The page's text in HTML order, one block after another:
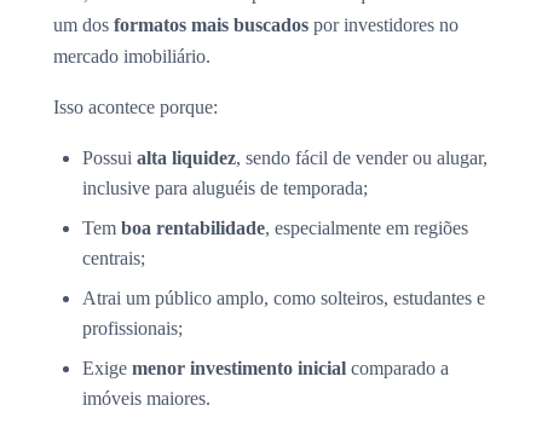
um dos formatos mais buscados por investidores no
mercado imobiliário.
Isso acontece porque:
Possui alta liquidez, sendo fácil de vender ou alugar,
inclusive para aluguéis de temporada;
Tem boa rentabilidade, especialmente em regiões
centrais;
Atrai um público amplo, como solteiros, estudantes e
profissionais;
Exige menor investimento inicial comparado a
imóveis maiores.